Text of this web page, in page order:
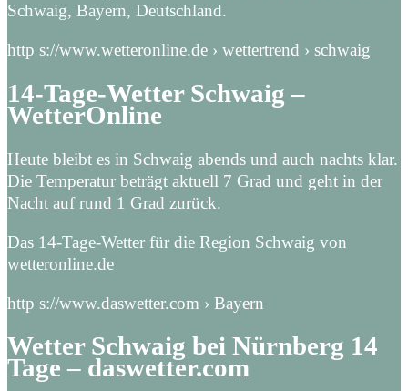
Schwaig, Bayern, Deutschland.
http s://www.wetteronline.de › wettertrend › schwaig
14-Tage-Wetter Schwaig –
WetterOnline
Heute bleibt es in Schwaig abends und auch nachts klar.
Die Temperatur beträgt aktuell 7 Grad und geht in der
Nacht auf rund 1 Grad zurück.
Das 14-Tage-Wetter für die Region Schwaig von
wetteronline.de
http s://www.daswetter.com › Bayern
Wetter Schwaig bei Nürnberg 14
Tage – daswetter.com